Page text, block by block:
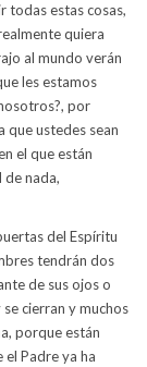
todas estas cosas,
quiera
al mundo verán
les estamos
por
ustedes sean
el que están
de nada,
del Espíritu
tendrán dos
de sus ojos o
cierran y muchos
porque están
Padre ya ha